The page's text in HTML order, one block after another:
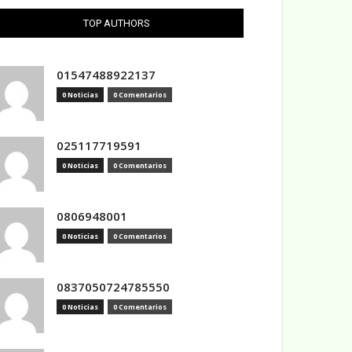
TOP AUTHORS
01547488922137
0 Noticias 0 Comentarios
025117719591
0 Noticias 0 Comentarios
0806948001
0 Noticias 0 Comentarios
0837050724785550
0 Noticias 0 Comentarios